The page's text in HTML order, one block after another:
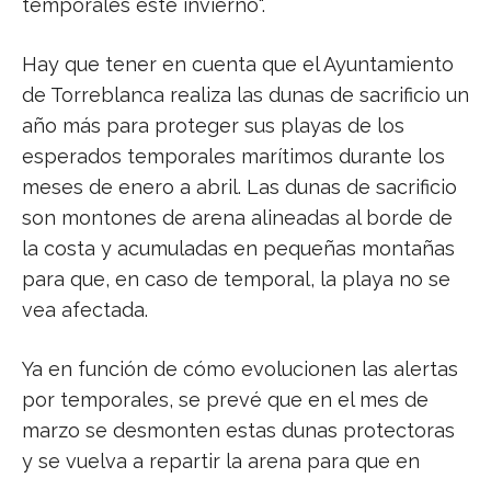
temporales este invierno".
Hay que tener en cuenta que el Ayuntamiento
de Torreblanca realiza las dunas de sacrificio un
año más para proteger sus playas de los
esperados temporales marítimos durante los
meses de enero a abril. Las dunas de sacrificio
son montones de arena alineadas al borde de
la costa y acumuladas en pequeñas montañas
para que, en caso de temporal, la playa no se
vea afectada.
Ya en función de cómo evolucionen las alertas
por temporales, se prevé que en el mes de
marzo se desmonten estas dunas protectoras
y se vuelva a repartir la arena para que en